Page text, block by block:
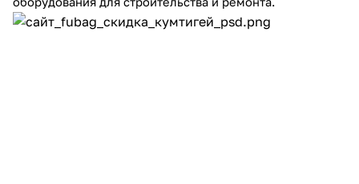
Оплачивайте сегодня только